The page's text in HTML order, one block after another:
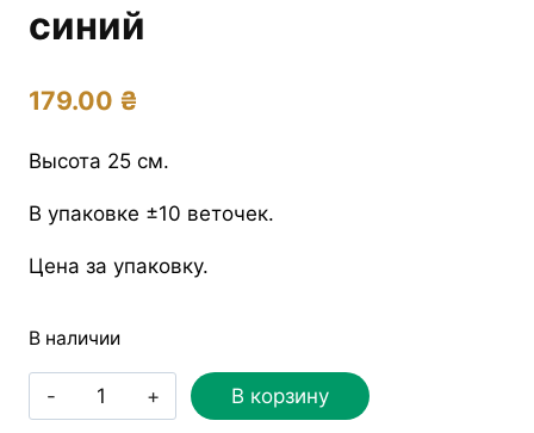
синий
179.00 ₴
Высота 25 см.
В упаковке ±10 веточек.
Цена за упаковку.
В наличии
Количество
товара
В корзину